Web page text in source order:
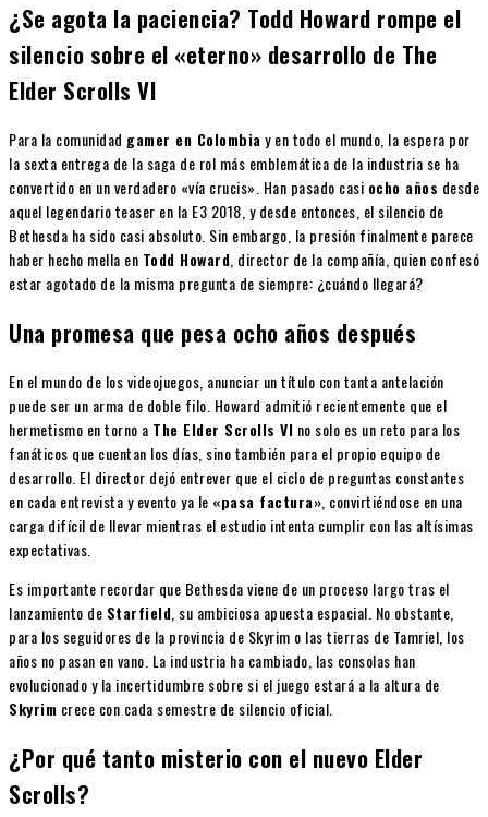
¿Se agota la paciencia? Todd Howard rompe el
silencio sobre el «eterno» desarrollo de The
Elder Scrolls VI
Para la comunidad gamer en Colombiay en todo el mundo, la espera por
la sexta entrega de la saga de rol más emblemática de la industria se ha
convertido en un verdadero «vía crucis». Han pasado casi ocho años desde
aquel legendario teaser en la E3 2018, y desde entonces, el silencio de
Bethesda ha sido casi absoluto. Sin embargo, la presión finalmente parece
haber hecho mella en Todd Howard , director de la compañía, quien confesó
estar agotado de la misma pregunta de siempre: ¿cuándo llegará?
Una promesa que pesa ocho años después
En el mundo de los videojuegos, anunciar un título con tanta antelación
puede ser un arma de doble filo. Howard admitió recientemente que el
hermetismo en torno a The Elder Scrolls VI no solo es un reto para los
fanáticos que cuentan los días, sino también para el propio equipo de
desarrollo. El director dejó entrever que el ciclo de preguntas constantes
en cada entrevista y evento ya le «pasa factura» , convirtiéndose en una
carga difícil de llevar mientras el estudio intenta cumplir con las altísimas
expectativas.
Es importante recordar que Bethesda viene de un proceso largo tras el
lanzamiento de Starfield , su ambiciosa apuesta espacial. No obstante,
para los seguidores de la provincia de Skyrim o las tierras de Tamriel, los
años no pasan en vano. La industria ha cambiado, las consolas han
evolucionado y la incertidumbre sobre si el juego estará a la altura de
Skyrim crece con cada semestre de silencio oficial.
¿Por qué tanto misterio con el nuevo Elder
Scrolls?